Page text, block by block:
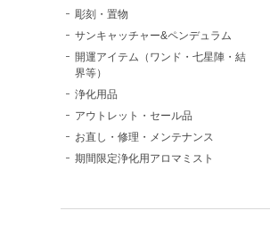
彫刻・置物
サンキャッチャー&ペンデュラム
開運アイテム（ワンド・七星陣・結
界等）
浄化用品
アウトレット・セール品
お直し・修理・メンテナンス
期間限定浄化用アロマミスト